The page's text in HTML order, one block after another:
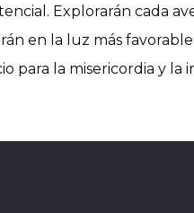
Explorarán cada
en la luz más
para la misericordia y la